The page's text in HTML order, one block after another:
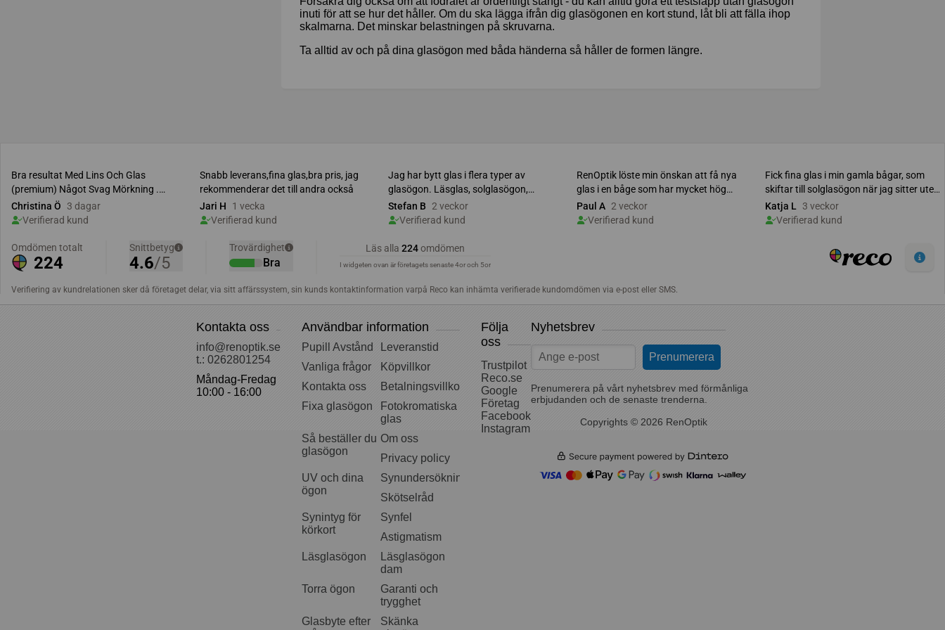
inuti för att se hur det håller. Om du ska lägga ifrån dig glasögonen en kort stund, låt bli att fälla ihop
skalmarna. Det minskar belastningen på skruvarna.
Ta alltid av och på dina glasögon med båda händerna så håller de formen längre.
Kontakta oss
info@renoptik.se
t.: 0262801254
Måndag-Fredag
10:00 - 16:00
Användbar information
Pupill Avstånd
Leveranstid
Vanliga frågor
Köpvillkor
Kontakta oss
Betalningsvillkor
Fixa glasögon
Fotokromatiska
glas
Så beställer du
glasögon
Om oss
Privacy policy
UV och dina
ögon
Synundersökning
Skötselråd
Synintyg för
körkort
Synfel
Astigmatism
Läsglasögon
Läsglasögon
dam
Torra ögon
Garanti och
trygghet
Glasbyte efter
Skänka
Följa
oss
Trustpilot
Reco.se
Google
Företag
Facebook
Instagram
Nyhetsbrev
Prenumerera på vårt nyhetsbrev med förmånliga
erbjudanden och de senaste trenderna.
Copyrights © 2026 RenOptik